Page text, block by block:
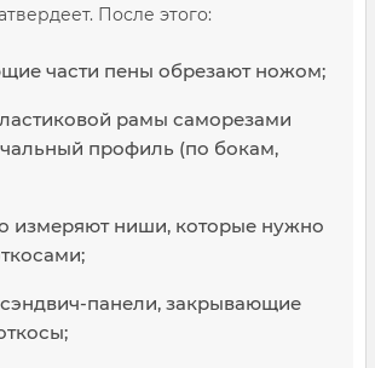
После этого:
части пены обрезают ножом;
рамы саморезами
профиль (по бокам,
измеряют ниши, которые нужно
панели, закрывающие